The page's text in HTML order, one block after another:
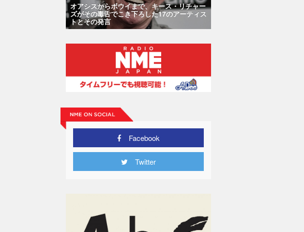
オアシスからボウイまで、キース・リチャー
ズがその毒舌でこき下ろした17のアーティス
トとその発言
Facebook
Twitter